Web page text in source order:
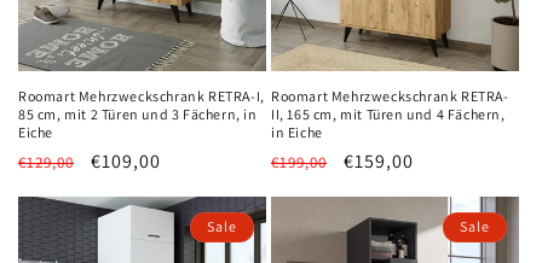
e
:
Roomart Mehrzweckschrank RETRA-I,
85 cm, mit 2 Türen und 3 Fächern, in
Eiche
Normaler
€129,00 Verkaufspreis
€109,00
Roomart Mehrzweckschrank RETRA-
II, 165 cm, mit Türen und 4 Fächern,
in Eiche
Normaler
€199,00 Verkaufspreis
€159,00
Sale Sale